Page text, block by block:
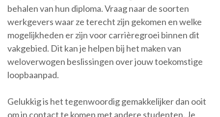
behalen van hun diploma. Vraag naar de soorten
werkgevers waar ze terecht zijn gekomen en welke
mogelijkheden er zijn voor carrièregroei binnen dit
vakgebied. Dit kan je helpen bij het maken van
weloverwogen beslissingen over jouw toekomstige
loopbaanpad.
Gelukkig is het tegenwoordig gemakkelijker dan ooit
om in contact te komen met andere studenten. Je